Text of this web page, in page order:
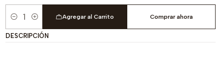
Cantidad
Agregar al Carrito Comprar ahora
DESCRIPCIÓN